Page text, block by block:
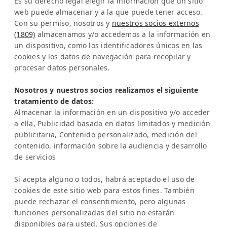
Sabana Sur, Calle 66
Edificio ARA Tours
10108 San José
Costa Rica
Representación en Europa:
Tel:+49-221-7597715
SERVICIO
Preguntas frecuentes (FAQ)
Academia Latinconnect
Asistencia
Aviso legal
Política de privacidad
IA y Transparencia
NEWSLETTER
web puede almacenar y a la que puede tener acceso.
Con su permiso, nosotros y nuestros socios externos
(1809) almacenamos y/o accedemos a la información en
un dispositivo, como los identificadores únicos en las
cookies y los datos de navegación para recopilar y
procesar datos personales.
Nosotros y nuestros socios realizamos el siguiente
tratamiento de datos:
Almacenar la información en un dispositivo y/o acceder
a ella, Publicidad basada en datos limitados y medición
publicitaria, Contenido personalizado, medición del
contenido, información sobre la audiencia y desarrollo
de servicios
Si acepta alguno o todos, habrá aceptado el uso de
cookies de este sitio web para estos fines. También
puede rechazar el consentimiento, pero algunas
funciones personalizadas del sitio no estarán
disponibles para usted. Sus opciones de